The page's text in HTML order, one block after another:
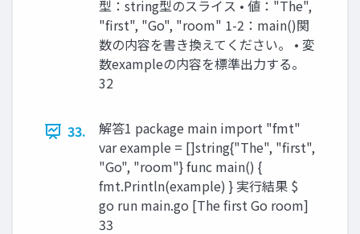
型：string型のスライス • 値："The",
"first", "Go", "room" 1-2：main()関
数の内容を書き換えてください。 • 変
数exampleの内容を標準出力する。
32
33.
解答1 package main import "fmt"
var example = []string{"The", "first",
"Go", "room"} func main() {
fmt.Println(example) } 実行結果 $
go run main.go [The first Go room]
33